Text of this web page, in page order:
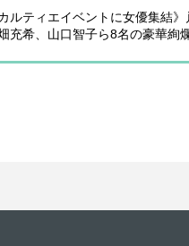
カルティエイベントに女優集結
充希、山口智子ら8名の豪華絢